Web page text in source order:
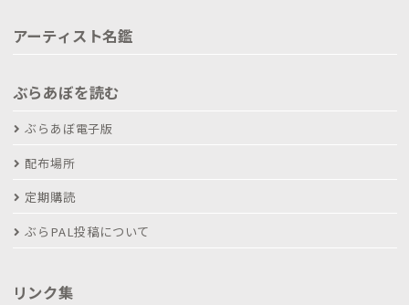
アーティスト名鑑
ぶらあぼを読む
ぶらあぼ電子版
配布場所
定期購読
ぶらPAL投稿について
リンク集